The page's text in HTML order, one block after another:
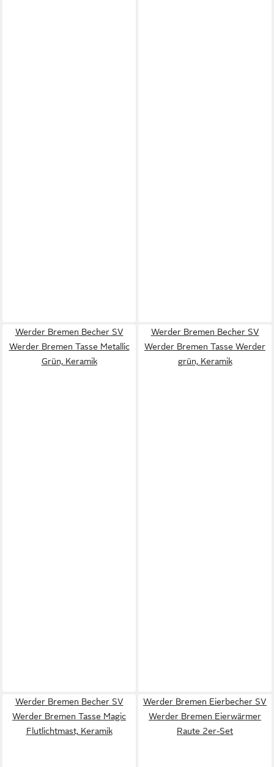
Werder Bremen Becher SV
Werder Bremen Tasse Metallic
Grün, Keramik
Werder Bremen Becher SV
Werder Bremen Tasse Werder
grün, Keramik
Werder Bremen Becher SV
Werder Bremen Tasse Magic
Flutlichtmast, Keramik
Werder Bremen Eierbecher SV
Werder Bremen Eierwärmer
Raute 2er-Set